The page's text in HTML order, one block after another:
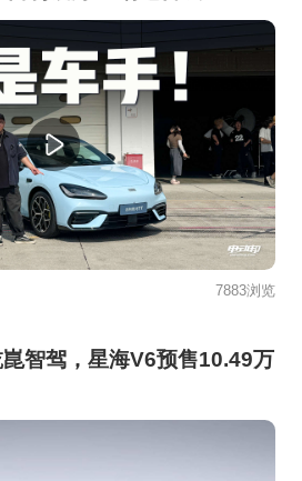
7883浏览
智驾，星海V6预售10.49万